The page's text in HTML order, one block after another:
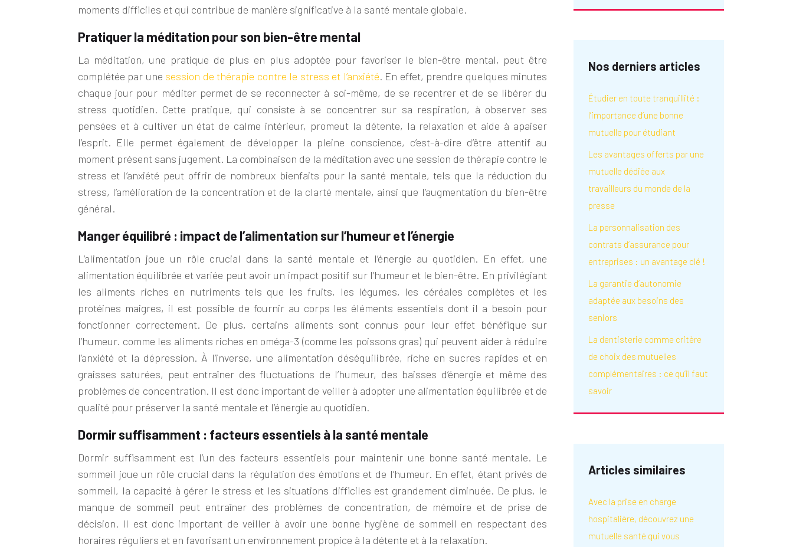
moments difficiles et qui contribue de manière significative à la santé mentale globale.
Pratiquer la méditation pour son bien-être mental
La méditation, une pratique de plus en plus adoptée pour favoriser le bien-être mental, peut être
complétée par une session de thérapie contre le stress et l’anxiété. En effet, prendre quelques minutes
chaque jour pour méditer permet de se reconnecter à soi-même, de se recentrer et de se libérer du
stress quotidien. Cette pratique, qui consiste à se concentrer sur sa respiration, à observer ses
pensées et à cultiver un état de calme intérieur, promeut la détente, la relaxation et aide à apaiser
l’esprit. Elle permet également de développer la pleine conscience, c’est-à-dire d’être attentif au
moment présent sans jugement. La combinaison de la méditation avec une session de thérapie contre le
stress et l’anxiété peut offrir de nombreux bienfaits pour la santé mentale, tels que la réduction du
stress, l’amélioration de la concentration et de la clarté mentale, ainsi que l’augmentation du bien-être
général.
Manger équilibré : impact de l’alimentation sur l’humeur et l’énergie
L’alimentation joue un rôle crucial dans la santé mentale et l’énergie au quotidien. En effet, une
alimentation équilibrée et variée peut avoir un impact positif sur l’humeur et le bien-être. En privilégiant
les aliments riches en nutriments tels que les fruits, les légumes, les céréales complètes et les
protéines maigres, il est possible de fournir au corps les éléments essentiels dont il a besoin pour
fonctionner correctement. De plus, certains aliments sont connus pour leur effet bénéfique sur
l’humeur. comme les aliments riches en oméga-3 (comme les poissons gras) qui peuvent aider à réduire
l’anxiété et la dépression. À l’inverse, une alimentation déséquilibrée, riche en sucres rapides et en
graisses saturées, peut entraîner des fluctuations de l’humeur, des baisses d’énergie et même des
problèmes de concentration. Il est donc important de veiller à adopter une alimentation équilibrée et de
qualité pour préserver la santé mentale et l’énergie au quotidien.
Dormir suffisamment : facteurs essentiels à la santé mentale
Dormir suffisamment est l’un des facteurs essentiels pour maintenir une bonne santé mentale. Le
sommeil joue un rôle crucial dans la régulation des émotions et de l’humeur. En effet, étant privés de
sommeil, la capacité à gérer le stress et les situations difficiles est grandement diminuée. De plus, le
manque de sommeil peut entraîner des problèmes de concentration, de mémoire et de prise de
décision. Il est donc important de veiller à avoir une bonne hygiène de sommeil en respectant des
horaires réguliers et en favorisant un environnement propice à la détente et à la relaxation.
Nos derniers articles
Étudier en toute tranquillité :
l’importance d’une bonne
mutuelle pour étudiant
Les avantages offerts par une
mutuelle dédiée aux
travailleurs du monde de la
presse
La personnalisation des
contrats d’assurance pour
entreprises : un avantage clé !
La garantie d’autonomie
adaptée aux besoins des
seniors
La dentisterie comme critère
de choix des mutuelles
complémentaires : ce qu’il faut
savoir
Articles similaires
Avec la prise en charge
hospitalière, découvrez une
mutuelle santé qui vous